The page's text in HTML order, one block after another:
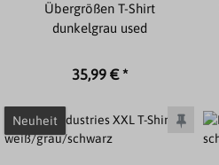
Übergrößen T-Shirt
dunkelgrau used
35,99 € *
Neuheit